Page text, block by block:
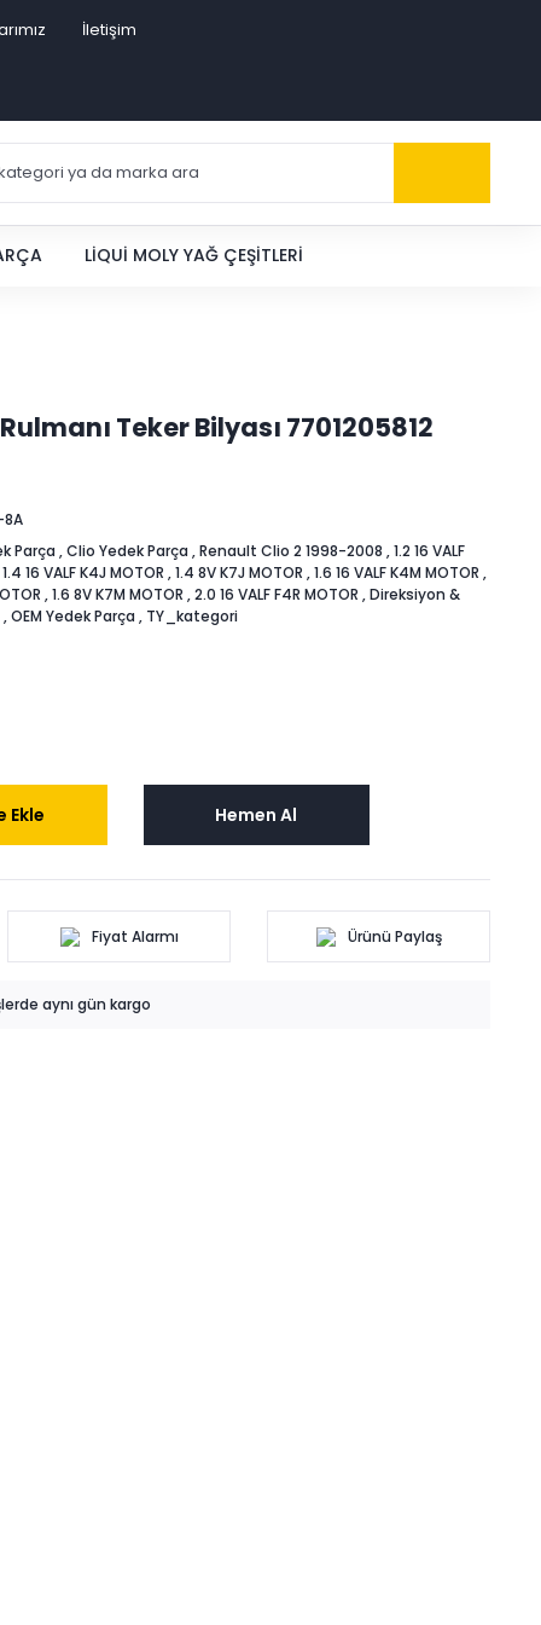
İletişim
LIQUI MOLY YAĞ ÇEŞITLERI
Teker Bilyası 7701205812
8A
Parça ,Clio Yedek Parça ,Renault Clio 2 1998-2008 ,1.2 16 VALF
1.4 16 VALF K4J MOTOR ,1.4 8V K7J MOTOR ,1.6 16 VALF K4M MOTOR ,
,1.6 8V K7M MOTOR ,2.0 16 VALF F4R MOTOR ,Direksiyon &
,OEM Yedek Parça , TY_kategori
Ekle Hemen Al
Fiyat Alarmı Ürünü Paylaş
aynı gün kargo